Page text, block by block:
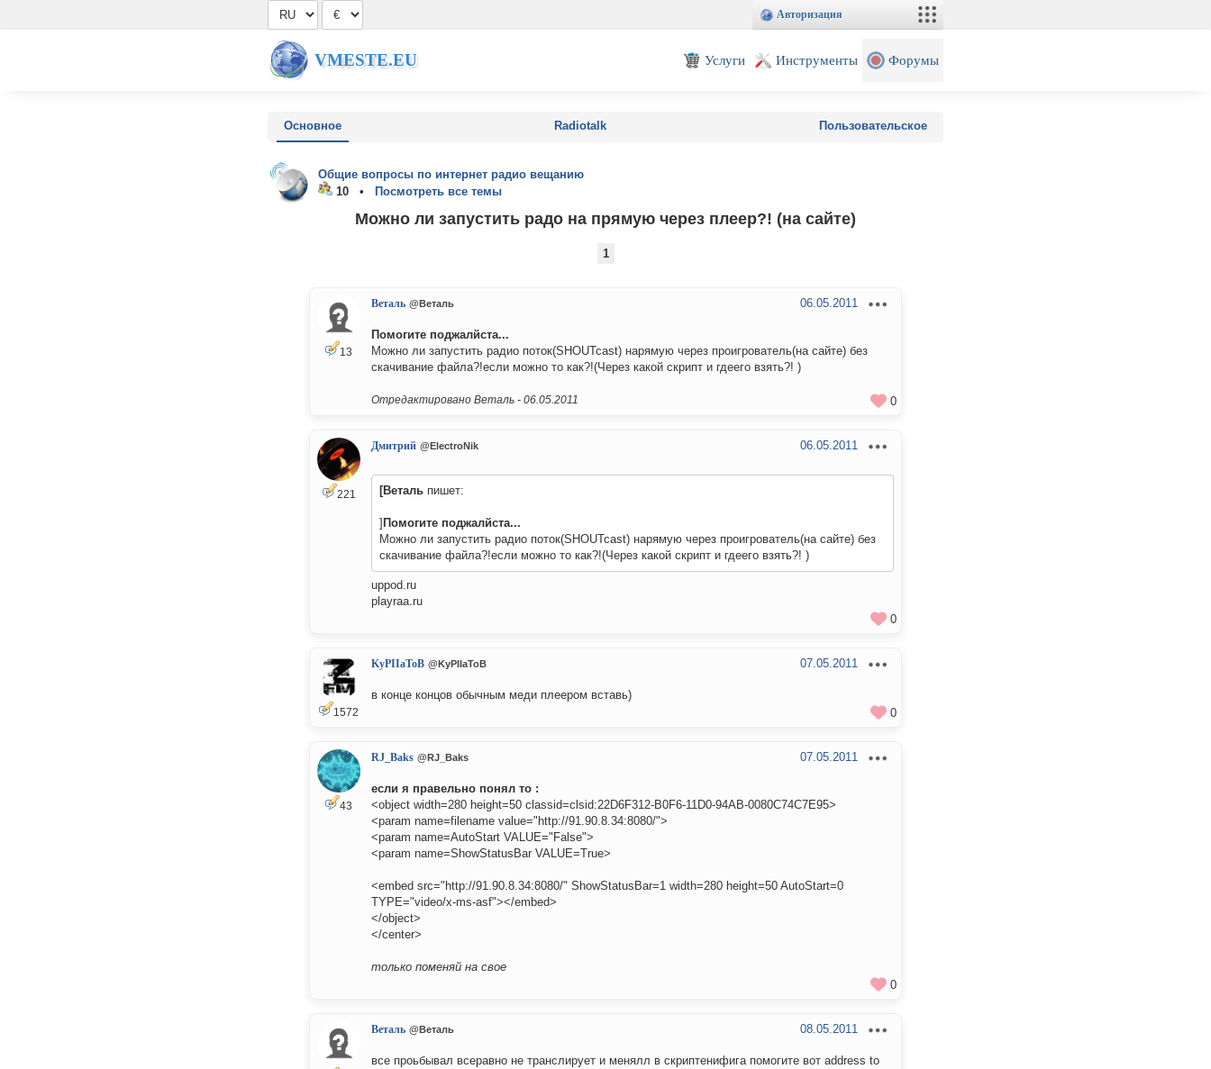
Авторизация
VMESTE.EU Услуги Инструменты Форумы
Основное Radiotalk Пользовательское
Общие вопросы по интернет радио вещанию
10 •
Посмотреть все темы
Можно ли запустить радо на прямую через плеер?! (на сайте)
1
13
Веталь @Веталь 06.05.2011
Помогите поджалйста...
Можно ли запустить радио поток(SHOUTcast) нарямую через проигрователь(на сайте) без
скачивание файла?!если можно то как?!(Через какой скрипт и гдеего взять?! )
Отредактировано Веталь - 06.05.2011 0
221
Дмитрий @ElectroNik 06.05.2011
[Веталь пишет:
] Помогите поджалйста...
Можно ли запустить радио поток(SHOUTcast) нарямую через проигрователь(на сайте) без
скачивание файла?!если можно то как?!(Через какой скрипт и гдеего взять?! )
uppod.ru
playraa.ru
0
1572
KyPIIaToB @KyPIIaToB 07.05.2011
в конце концов обычным меди плеером вставь)
0
43
RJ_Baks @RJ_Baks 07.05.2011
если я правельно понял то :
<object width=280 height=50 classid=clsid:22D6F312-B0F6-11D0-94AB-0080C74C7E95>
<param name=filename value="http://91.90.8.34:8080/">
<param name=AutoStart VALUE="False">
<param name=ShowStatusBar VALUE=True>
<embed src="http://91.90.8.34:8080/" ShowStatusBar=1 width=280 height=50 AutoStart=0
TYPE="video/x-ms-asf"></embed>
</object>
</center>
только поменяй на свое
0
Веталь @Веталь 08.05.2011
все проьбывал всеравно не транслирует и менялл в скриптенифига помогите вот address to